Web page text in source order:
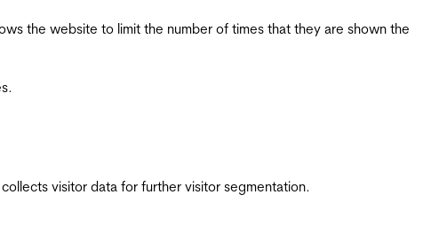
the website to limit the number of times that they are shown the
visitor data for further visitor segmentation.